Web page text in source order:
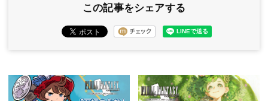
この記事をシェアする